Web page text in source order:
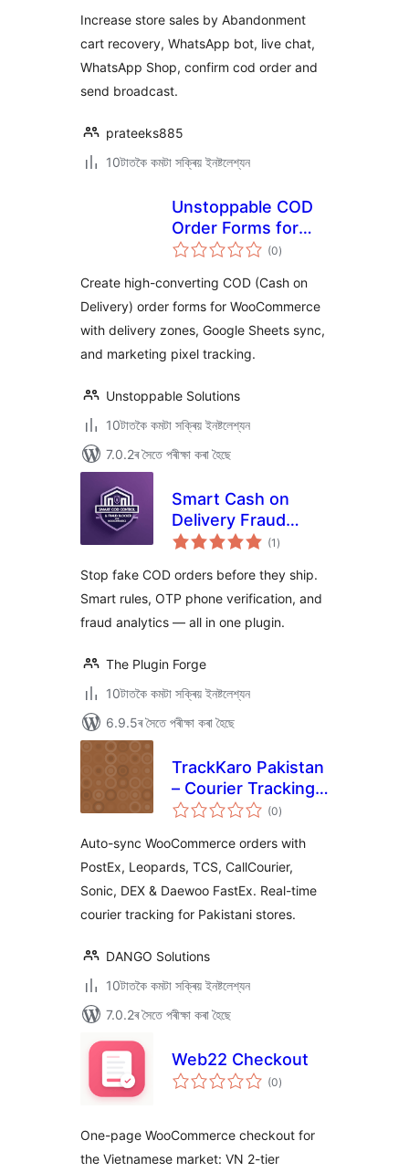
Increase store sales by Abandonment
cart recovery, WhatsApp bot, live chat,
WhatsApp Shop, confirm cod order and
send broadcast.
prateeks885
10টাতকৈ কমটা সক্ৰিয় ইনষ্টলেশ্যন
Unstoppable COD
Order Forms for
WooCommerce
(0টা
মুঠ)
Create high-converting COD (Cash on
Delivery) order forms for WooCommerce
with delivery zones, Google Sheets sync,
and marketing pixel tracking.
Unstoppable Solutions
10টাতকৈ কমটা সক্ৰিয় ইনষ্টলেশ্যন
7.0.2ৰ সৈতে পৰীক্ষা কৰা হৈছে
Smart Cash on
Delivery Fraud
Blocker & OTP
WooCommerce
(1 টা
মুঠ)
Stop fake COD orders before they ship.
Smart rules, OTP phone verification, and
fraud analytics — all in one plugin.
The Plugin Forge
10টাতকৈ কমটা সক্ৰিয় ইনষ্টলেশ্যন
6.9.5ৰ সৈতে পৰীক্ষা কৰা হৈছে
TrackKaro Pakistan
– Courier Tracking
& COD
(0টা
মুঠ)
Auto-sync WooCommerce orders with
PostEx, Leopards, TCS, CallCourier,
Sonic, DEX & Daewoo FastEx. Real-time
courier tracking for Pakistani stores.
DANGO Solutions
10টাতকৈ কমটা সক্ৰিয় ইনষ্টলেশ্যন
7.0.2ৰ সৈতে পৰীক্ষা কৰা হৈছে
Web22 Checkout
(0টা
মুঠ)
One-page WooCommerce checkout for
the Vietnamese market: VN 2-tier